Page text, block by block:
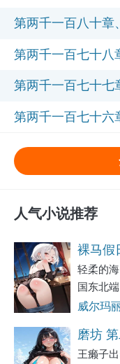
第两千一百八十章
第两千一百七十八
第两千一百七十七
第两千一百七十六
人气小说推荐
裸马假
轻柔的
国东北
滩上，
的沙滩
威尔玛
磨坊
王癞子